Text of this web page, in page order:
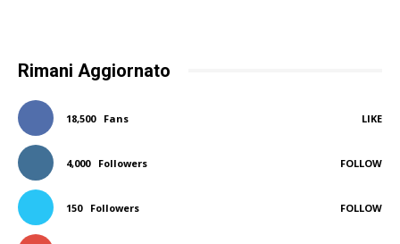
Rimani Aggiornato
18,500 Fans LIKE
4,000 Followers FOLLOW
150 Followers FOLLOW